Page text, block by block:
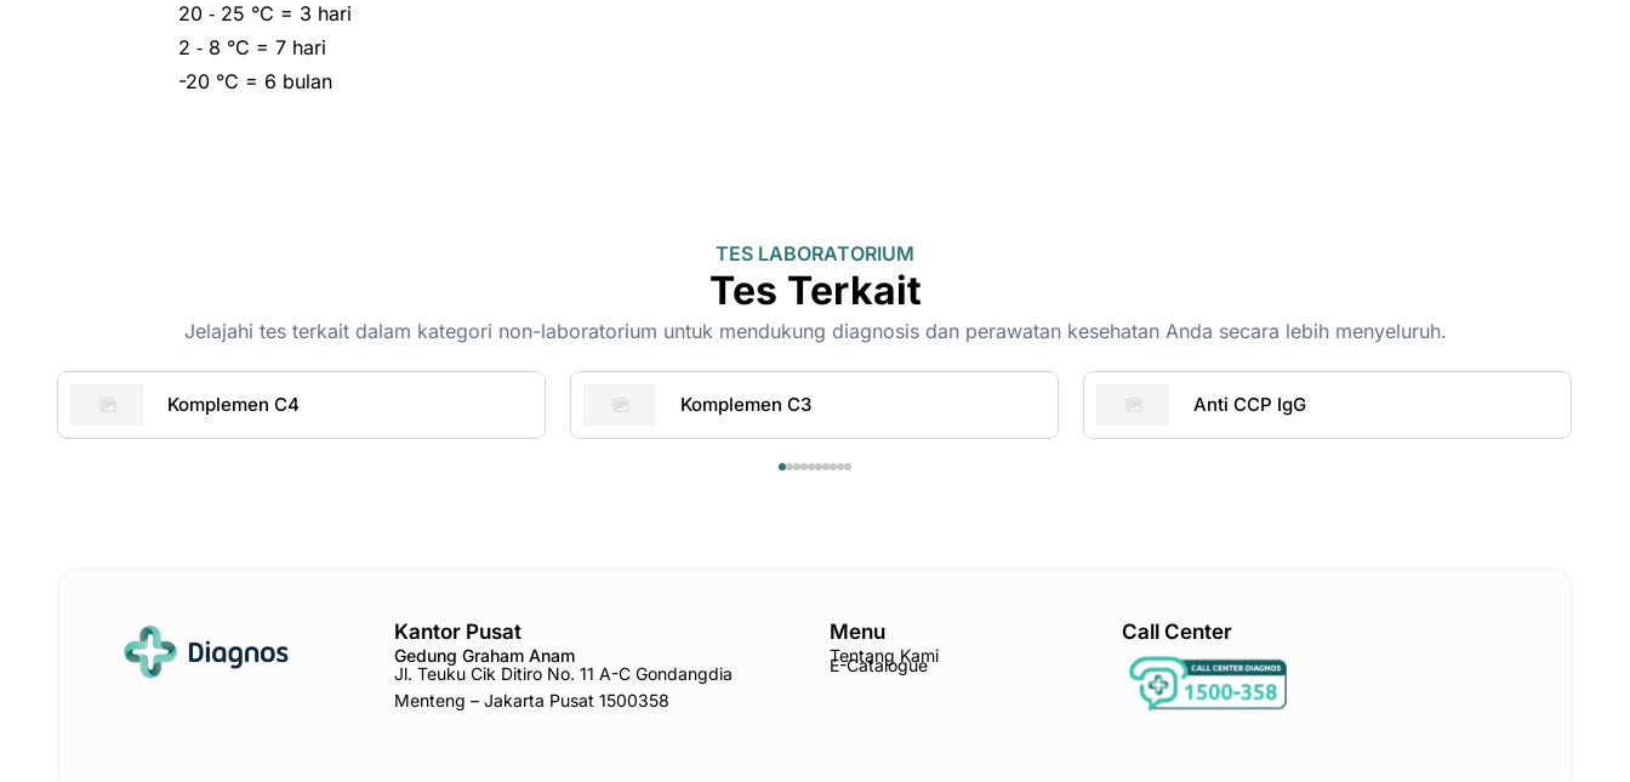
20 ‑ 25 °C = 3 hari
2 ‑ 8 °C = 7 hari
-20 °C = 6 bulan
TES LABORATORIUM
Tes Terkait
Jelajahi tes terkait dalam kategori non-laboratorium untuk mendukung diagnosis dan perawatan kesehatan Anda secara lebih menyeluruh.
Komplemen C4 Komplemen C3 Anti CCP IgG
Kantor Pusat
Gedung Graham Anam
Jl. Teuku Cik Ditiro No. 11 A-C Gondangdia
Menteng – Jakarta Pusat 1500358
Menu
Tentang Kami
E-Catalogue
Call Center